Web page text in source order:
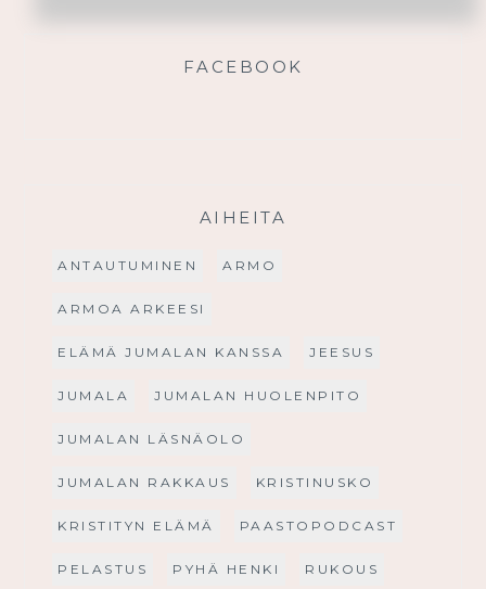
FACEBOOK
AIHEITA
ANTAUTUMINEN ARMO
ARMOA ARKEESI
ELÄMÄ JUMALAN KANSSA JEESUS
JUMALA JUMALAN HUOLENPITO
JUMALAN LÄSNÄOLO
JUMALAN RAKKAUS KRISTINUSKO
KRISTITYN ELÄMÄ PAASTOPODCAST
PELASTUS PYHÄ HENKI RUKOUS